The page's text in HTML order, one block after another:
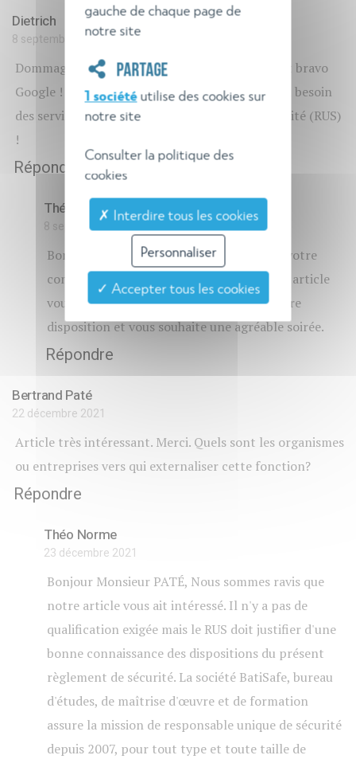
Dietrich
8 septembre 2021
Dommage que vous ne soyez pas plus connu ! Et bravo
Google ! De plus en plus de copropriétés auront besoin
des services d'un responsable unique de la sécurité (RUS)
!
Répondre
Théo Norme
8 septembre 2021
Bonjour Monsieur DIETRICH, merci pour votre
commentaire ! Nous sommes ravis que cet article
vous ait intéressé. Théo Norme reste à votre
disposition et vous souhaite une agréable soirée.
Répondre
Bertrand Paté
22 décembre 2021
Article très intéressant. Merci. Quels sont les organismes
ou entreprises vers qui externaliser cette fonction?
Répondre
Théo Norme
23 décembre 2021
Bonjour Monsieur PATÉ, Nous sommes ravis que
notre article vous ait intéressé. Il n'y a pas de
qualification exigée mais le RUS doit justifier d'une
bonne connaissance des dispositions du présent
règlement de sécurité. La société BatiSafe, bureau
d'études, de maîtrise d'œuvre et de formation
assure la mission de responsable unique de sécurité
depuis 2007, pour tout type et toute taille de
gauche de chaque page de
notre site
PARTAGE
1 sociétéutilise des cookies sur
notre site
Consulter la politique des
cookies
✗ Interdire tous les cookies
Personnaliser
✓ Accepter tous les cookies